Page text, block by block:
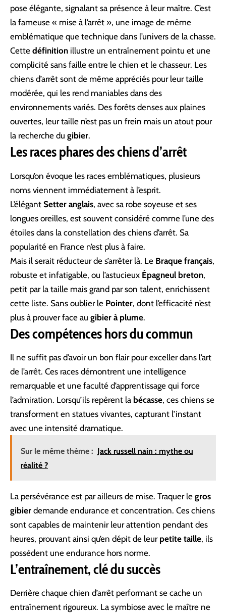
pose élégante, signalant sa présence à leur maître. C’est
la fameuse « mise à l’arrêt », une image de même
emblématique que technique dans l’univers de la chasse.
Cette définition illustre un entraînement pointu et une
complicité sans faille entre le chien et le chasseur. Les
chiens d’arrêt sont de même appréciés pour leur taille
modérée, qui les rend maniables dans des
environnements variés. Des forêts denses aux plaines
ouvertes, leur taille n’est pas un frein mais un atout pour
la recherche du gibier.
Les races phares des chiens d’arrêt
Lorsqu’on évoque les races emblématiques, plusieurs
noms viennent immédiatement à l’esprit.
L’élégant Setter anglais, avec sa robe soyeuse et ses
longues oreilles, est souvent considéré comme l’une des
étoiles dans la constellation des chiens d’arrêt. Sa
popularité en France n’est plus à faire.
Mais il serait réducteur de s’arrêter là. Le Braque français,
robuste et infatigable, ou l’astucieux Épagneul breton,
petit par la taille mais grand par son talent, enrichissent
cette liste. Sans oublier le Pointer, dont l’efficacité n’est
plus à prouver face au gibier à plume.
Des compétences hors du commun
Il ne suffit pas d’avoir un bon flair pour exceller dans l’art
de l’arrêt. Ces races démontrent une intelligence
remarquable et une faculté d’apprentissage qui force
l’admiration. Lorsqu’ils repèrent la bécasse, ces chiens se
transforment en statues vivantes, capturant l’instant
avec une intensité dramatique.
Sur le même thème : Jack russell nain : mythe ou
réalité ?
La persévérance est par ailleurs de mise. Traquer le gros
gibier demande endurance et concentration. Ces chiens
sont capables de maintenir leur attention pendant des
heures, prouvant ainsi qu’en dépit de leur petite taille, ils
possèdent une endurance hors norme.
L’entraînement, clé du succès
Derrière chaque chien d’arrêt performant se cache un
entraînement rigoureux. La symbiose avec le maître ne